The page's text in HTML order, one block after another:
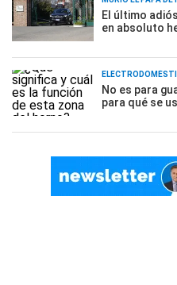
El último
en absoluto
No es para
para qué se